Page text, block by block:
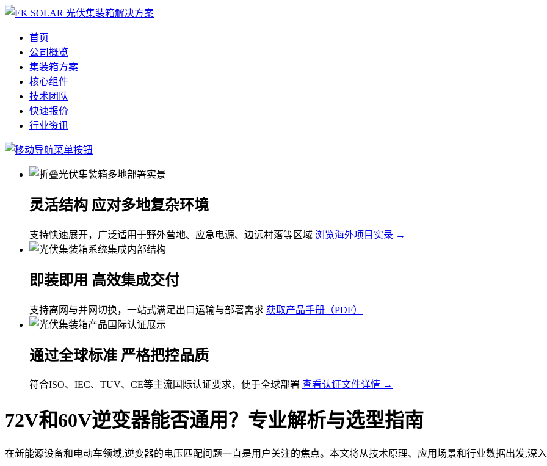
首页
公司概览
集装箱方案
核心组件
技术团队
快速报价
行业资讯
灵活结构 应对多地复杂环境
支持快速展开，广泛适用于野外营地、应急电源、边远村落等区域 浏览海外项目实录 →
即装即用 高效集成交付
支持离网与并网切换，一站式满足出口运输与部署需求 获取产品手册（PDF）
通过全球标准 严格把控品质
符合ISO、IEC、TUV、CE等主流国际认证要求，便于全球部署 查看认证文件详情 →
72V和60V逆变器能否通用？专业解析与选型指南
在新能源设备和电动车领域,逆变器的电压匹配问题一直是用户关注的焦点。本文将从技术原理、应用场景和行业数据出发,深